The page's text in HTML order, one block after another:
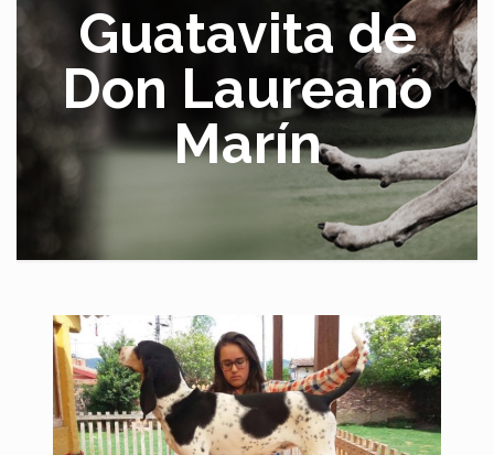
Guatavita de
Don Laureano
Marín